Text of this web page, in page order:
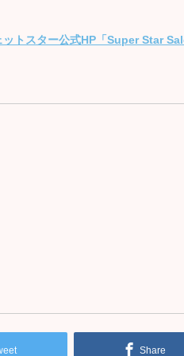
ットスター公式HP「Super Star
Share